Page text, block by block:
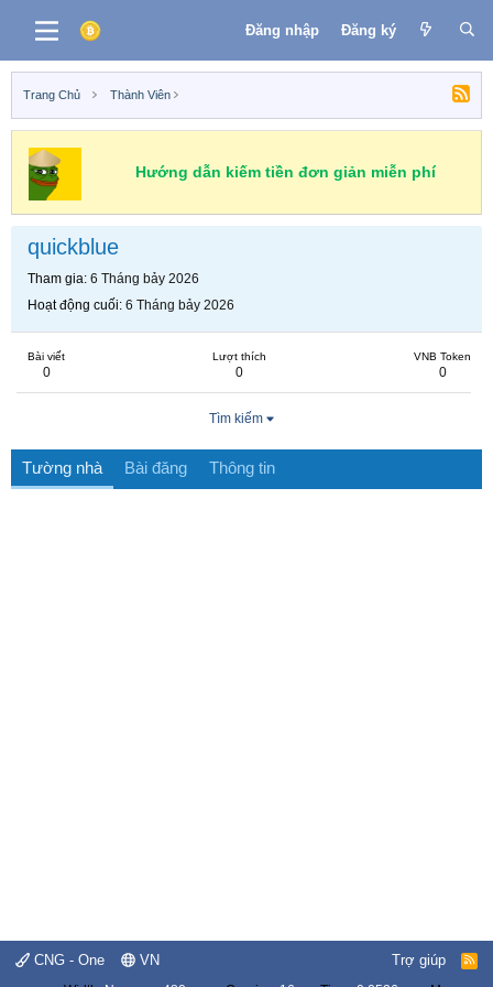
Đăng nhập Đăng ký
Trang Chủ Thành Viên
Hướng dẫn kiếm tiền đơn giản miễn phí
quickblue
Tham gia 6 Tháng bảy 2026
Hoạt động cuối 6 Tháng bảy 2026
Bài viết
0
Lượt thích
0
VNB Token
0
Tìm kiếm
Tường nhà Bài đăng Thông tin
CNG - One VN Trợ giúp
R